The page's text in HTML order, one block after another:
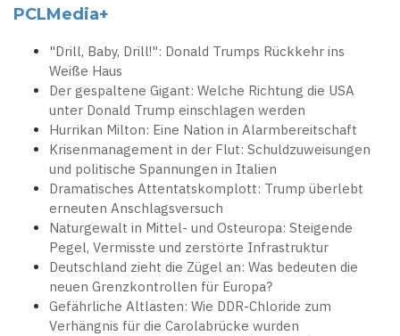
PCLMedia+
"Drill, Baby, Drill!": Donald Trumps Rückkehr ins
Weiße Haus
Der gespaltene Gigant: Welche Richtung die USA
unter Donald Trump einschlagen werden
Hurrikan Milton: Eine Nation in Alarmbereitschaft
Krisenmanagement in der Flut: Schuldzuweisungen
und politische Spannungen in Italien
Dramatisches Attentatskomplott: Trump überlebt
erneuten Anschlagsversuch
Naturgewalt in Mittel- und Osteuropa: Steigende
Pegel, Vermisste und zerstörte Infrastruktur
Deutschland zieht die Zügel an: Was bedeuten die
neuen Grenzkontrollen für Europa?
Gefährliche Altlasten: Wie DDR-Chloride zum
Verhängnis für die Carolabrücke wurden